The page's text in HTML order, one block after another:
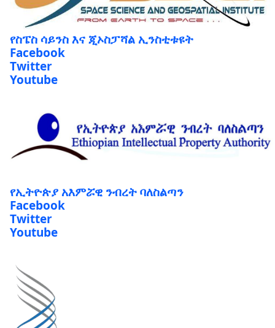
የስፔስ ሳይንስ እና ጂኦስፓሻል ኢንስቲቱዩት
Facebook
Twitter
Youtube
የኢትዮጵያ አእምሯዊ ንብረት ባለስልጣን
Facebook
Twitter
Youtube